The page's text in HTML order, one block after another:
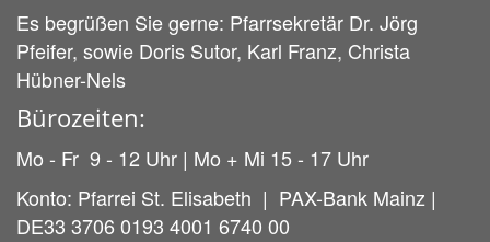
Es begrüßen Sie gerne: Pfarrsekretär Dr. Jörg
Pfeifer, sowie Doris Sutor, Karl Franz, Christa
Hübner-Nels
Bürozeiten:
Mo - Fr 9 - 12 Uhr | Mo + Mi 15 - 17 Uhr
Konto: Pfarrei St. Elisabeth | PAX-Bank Mainz |
DE33 3706 0193 4001 6740 00